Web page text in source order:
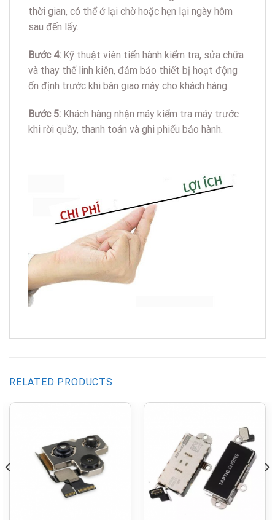
thời gian, có thể ở lại chờ hoặc hẹn lại ngày hôm
sau đến lấy.
Bước 4: Kỹ thuật viên tiến hành kiểm tra, sửa chữa
và thay thế linh kiên, đảm bảo thiết bị hoạt động
ổn định trước khi bàn giao máy cho khách hàng.
Bước 5: Khách hàng nhận máy kiểm tra máy trước
khi rời quầy, thanh toán và ghi phiếu bảo hành.
RELATED PRODUCTS